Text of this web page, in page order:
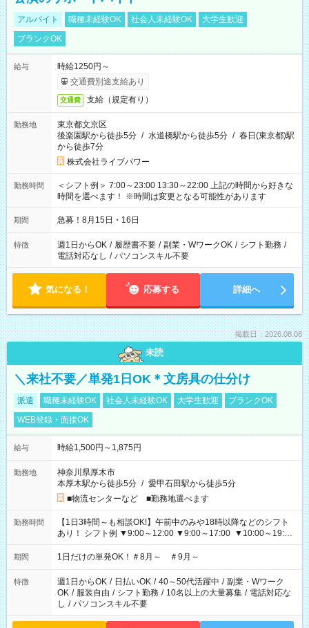
アルバイト 職種未経験OK 社会人未経験OK
大学生歓迎
ブランクOK
給与
時給1250円～
交通費別途支給あり
交通費 支給（規定有り）
勤務地
東京都文京区
後楽園駅から徒歩5分 / 水道橋駅から徒歩5分 / 春日(東京都)駅
から徒歩7分
株式会社ライブパワー
勤務時間
＜シフト例＞ 7:00～23:00 13:30～22:00 上記の時間から好きな
時間を選べます！ ※時間は変更となる可能性があります
期間 急募！8月15日・16日
特徴 週1日からOK / 履歴書不要 / 副業・WワークOK / シフト勤務 /
電話対応なし / パソコンスキル不要
気になる！ 応募する 詳細へ
掲載日：2026.08.08
未読
＼来社不要／単発1日OK＊文房具の仕分け
派遣 職種未経験OK 社会人未経験OK 大学生歓迎
ブランクOK
WEB登録・面接OK
給与 時給1,500円～1,875円
勤務地
神奈川県厚木市
本厚木駅から徒歩5分 / 愛甲石田駅から徒歩5分
■物流センターなど ■勤務地選べます
勤務時間
【1日3時間～も相談OK!】午前中のみや18時以降などのシフト
あり！ シフト例 ▼9:00～12:00 ▼9:00～17:00 ▼10:00～19:00
▼18:00～21:00
期間 1日だけの単発OK！＃8月～ ＃9月～
特徴 週1日からOK / 日払いOK / 40～50代活躍中 / 副業・Wワーク
OK / 服装自由 / シフト勤務 / 10名以上の大量募集 / 電話対応な
し / パソコンスキル不要